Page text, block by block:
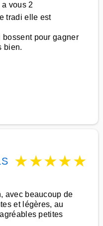
vous 2
tradi elle est
bossent pour gagner
bien.
★★★★★
avec beaucoup de
et légères, au
petites